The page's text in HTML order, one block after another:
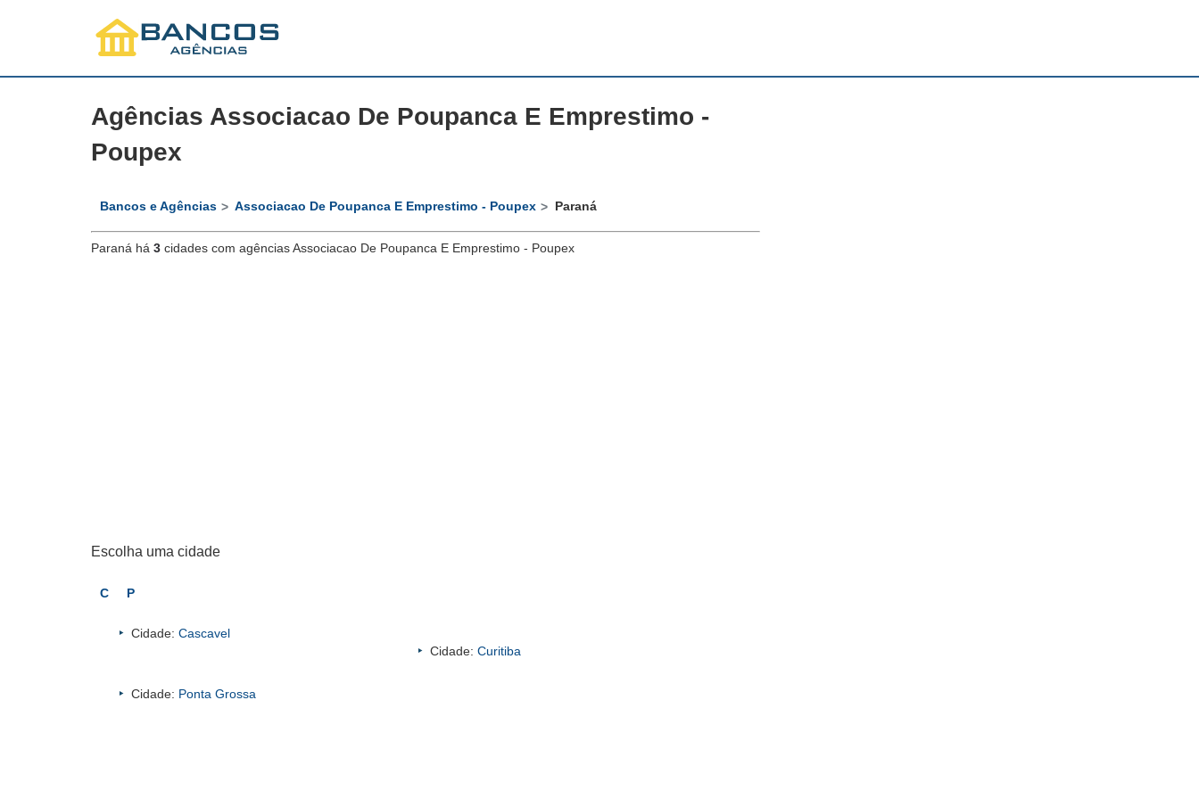
Agências Associacao De Poupanca E Emprestimo -
Poupex
Bancos e Agências Associacao De Poupanca E Emprestimo - Poupex Paraná
Paraná há 3 cidades com agências Associacao De Poupanca E Emprestimo - Poupex
Escolha uma cidade
C P
Cidade: Cascavel
Cidade: Curitiba
Cidade: Ponta Grossa